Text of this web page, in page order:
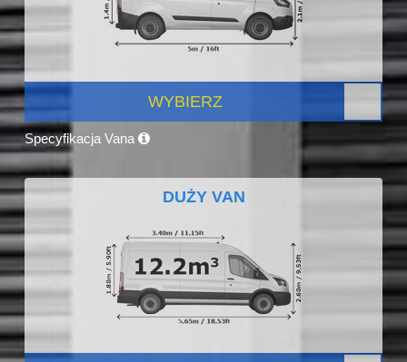
WYBIERZ
Specyfikacja Vana
DUŻY VAN